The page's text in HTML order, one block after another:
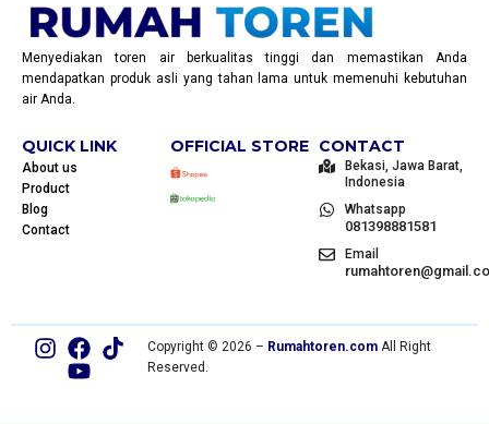
Menyediakan toren air berkualitas tinggi dan memastikan Anda
mendapatkan produk asli yang tahan lama untuk memenuhi kebutuhan
air Anda.
QUICK LINK
About us
Product
Blog
Contact
OFFICIAL STORE CONTACT
Bekasi, Jawa Barat,
Indonesia
Whatsapp
081398881581
Email
Copyright © 2026 – Rumahtoren.comAll Right
Reserved.